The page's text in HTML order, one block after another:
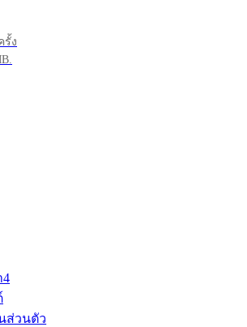
รั้ง
4
ส่วนตัว